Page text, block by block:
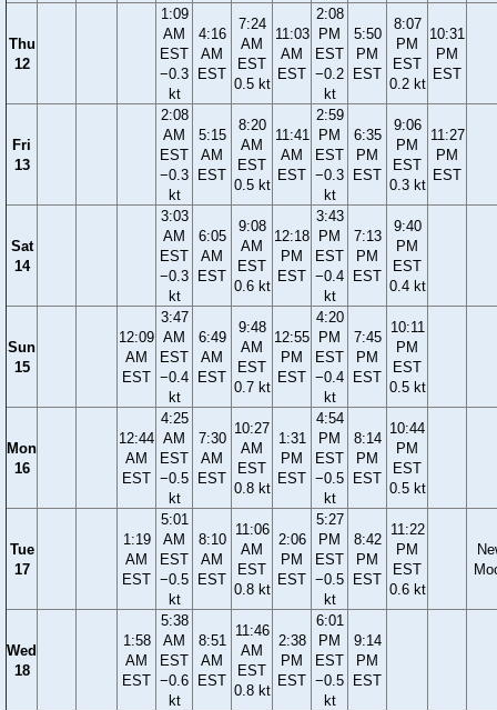
Thu
12
1:09
AM
EST
−0.3
kt
4:16
AM
EST
7:24
AM
EST
0.5 kt
11:03
AM
EST
2:08
PM
EST
−0.2
kt
5:50
PM
EST
8:07
PM
EST
0.2 kt
10:31
PM
EST
Fri
13
2:08
AM
EST
−0.3
kt
5:15
AM
EST
8:20
AM
EST
0.5 kt
11:41
AM
EST
2:59
PM
EST
−0.3
kt
6:35
PM
EST
9:06
PM
EST
0.3 kt
11:27
PM
EST
Sat
14
3:03
AM
EST
−0.3
kt
6:05
AM
EST
9:08
AM
EST
0.6 kt
12:18
PM
EST
3:43
PM
EST
−0.4
kt
7:13
PM
EST
9:40
PM
EST
0.4 kt
Sun
15
12:09
AM
EST
3:47
AM
EST
−0.4
kt
6:49
AM
EST
9:48
AM
EST
0.7 kt
12:55
PM
EST
4:20
PM
EST
−0.4
kt
7:45
PM
EST
10:11
PM
EST
0.5 kt
Mon
16
12:44
AM
EST
4:25
AM
EST
−0.5
kt
7:30
AM
EST
10:27
AM
EST
0.8 kt
1:31
PM
EST
4:54
PM
EST
−0.5
kt
8:14
PM
EST
10:44
PM
EST
0.5 kt
Tue
17
1:19
AM
EST
5:01
AM
EST
−0.5
kt
8:10
AM
EST
11:06
AM
EST
0.8 kt
2:06
PM
EST
5:27
PM
EST
−0.5
kt
8:42
PM
EST
11:22
PM
EST
0.6 kt
Wed
18
1:58
AM
EST
5:38
AM
EST
−0.6
kt
8:51
AM
EST
11:46
AM
EST
0.8 kt
2:38
PM
EST
6:01
PM
EST
−0.5
kt
9:14
PM
EST